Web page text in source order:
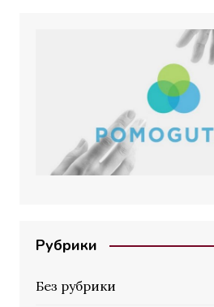
Рубрики
Без рубрики